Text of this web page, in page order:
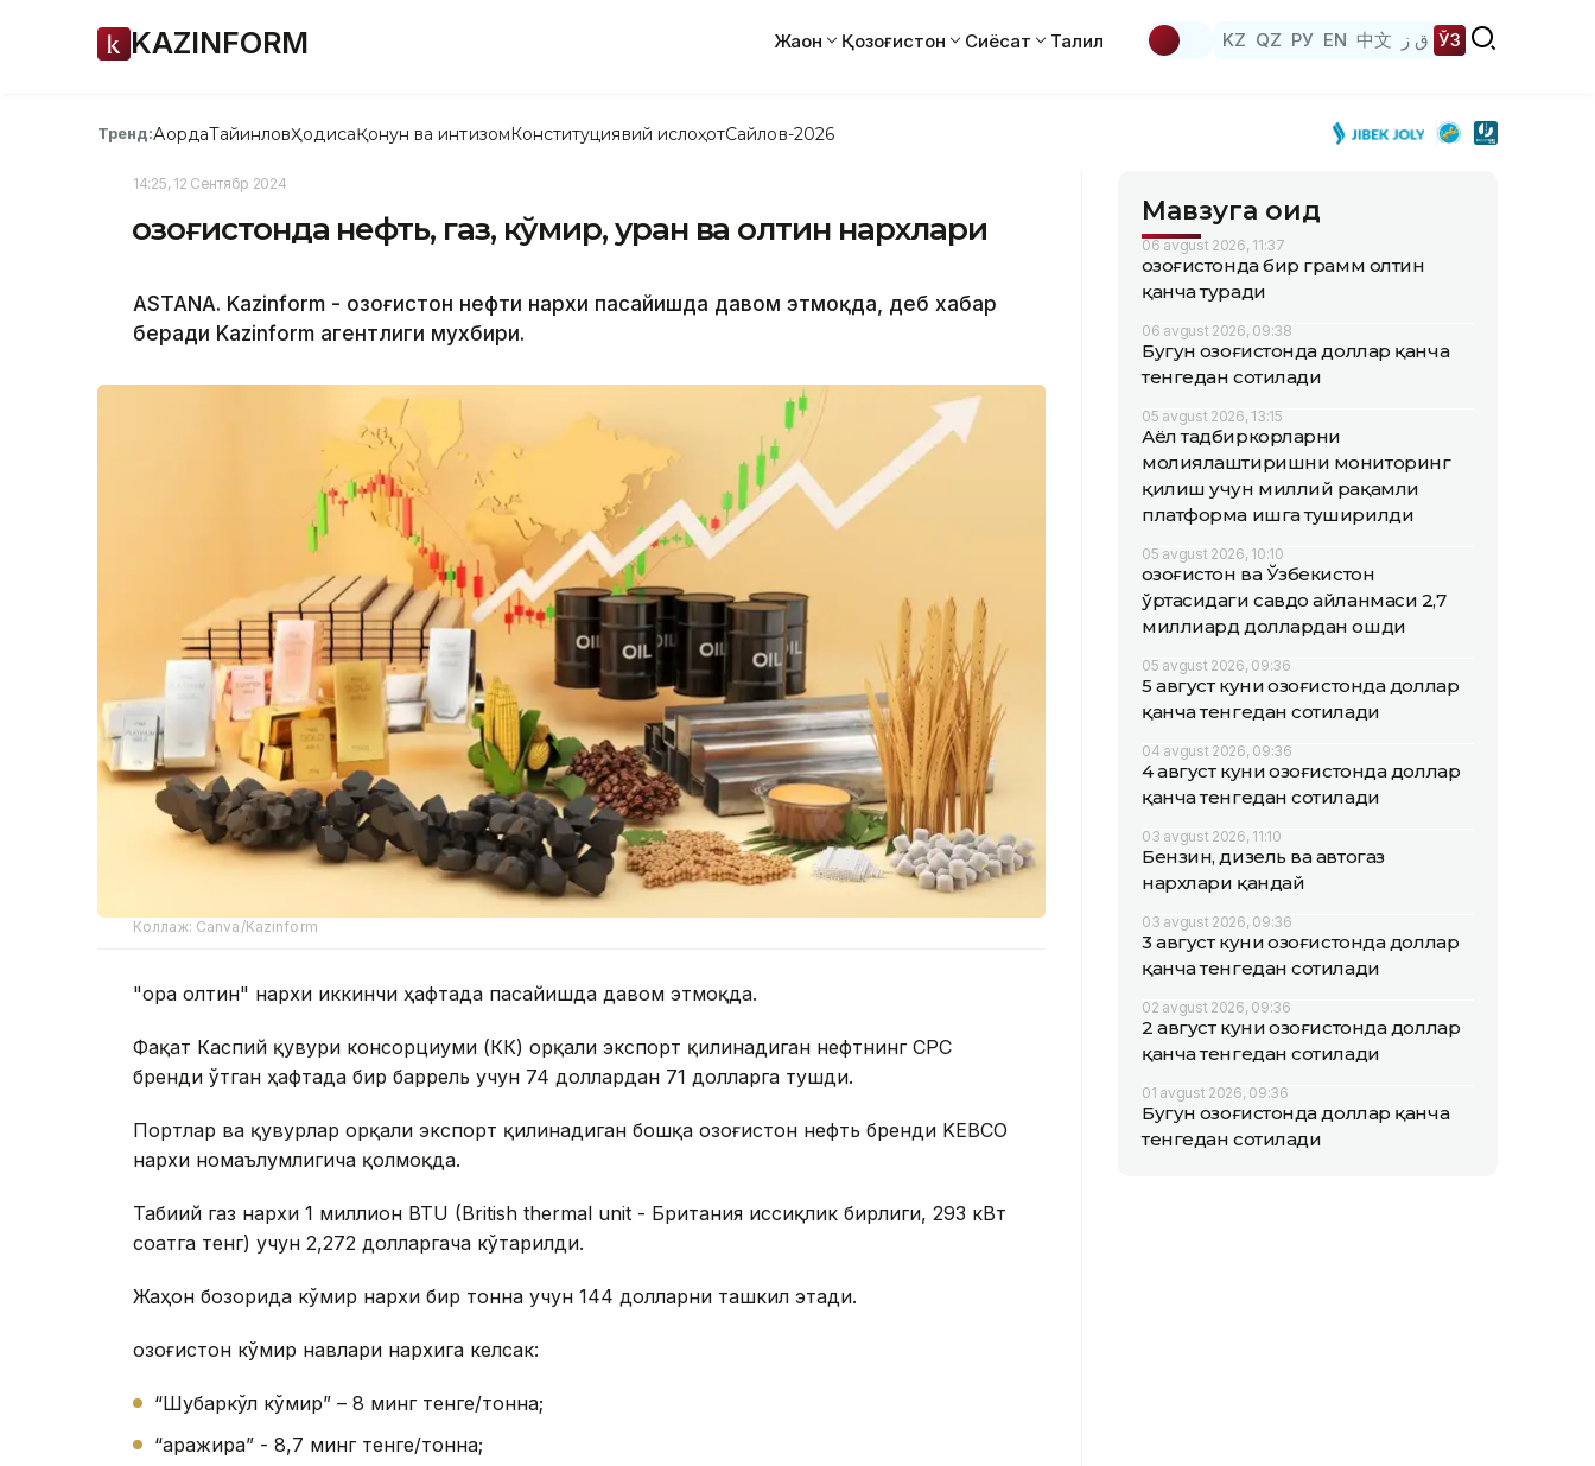
KAZINFORM Жаҳон Қозоғистон Сиёсат Таҳлил KZ QZ РУ EN 中文 ق ز ЎЗ
Тренд:АқордаТайинловҲодисаҚонун ва интизомКонституциявий ислоҳотСайлов-2026
14:25, 12 Сентябр 2024
Қозоғистонда нефть, газ, кўмир, уран ва олтин нархлари
ASTANA. Kazinform - Қозоғистон нефти нархи пасайишда давом этмоқда, деб хабар
беради Kazinform агентлиги мухбири.
Коллаж: Canva/Kazinform
"Қора олтин" нархи иккинчи ҳафтада пасайишда давом этмоқда.
Фақат Каспий қувури консорциуми (КҚК) орқали экспорт қилинадиган нефтнинг CPC
бренди ўтган ҳафтада бир баррель учун 74 доллардан 71 долларга тушди.
Портлар ва қувурлар орқали экспорт қилинадиган бошқа Қозоғистон нефть бренди KEBCO
нархи номаълумлигича қолмоқда.
Табиий газ нархи 1 миллион BTU (British thermal unit - Британия иссиқлик бирлиги, 293 кВт
соатга тенг) учун 2,272 долларгача кўтарилди.
Жаҳон бозорида кўмир нархи бир тонна учун 144 долларни ташкил этади.
Қозоғистон кўмир навлари нархига келсак:
“Шубаркўл кўмир” – 8 минг тенге/тонна;
“Қаражира” - 8,7 минг тенге/тонна;
Мавзуга оид
06 avgust 2026, 11:37
Қозоғистонда бир грамм олтин
қанча туради
06 avgust 2026, 09:38
Бугун Қозоғистонда доллар қанча
тенгедан сотилади
05 avgust 2026, 13:15
Аёл тадбиркорларни
молиялаштиришни мониторинг
қилиш учун миллий рақамли
платформа ишга туширилди
05 avgust 2026, 10:10
Қозоғистон ва Ўзбекистон
ўртасидаги савдо айланмаси 2,7
миллиард доллардан ошди
05 avgust 2026, 09:36
5 август куни Қозоғистонда доллар
қанча тенгедан сотилади
04 avgust 2026, 09:36
4 август куни Қозоғистонда доллар
қанча тенгедан сотилади
03 avgust 2026, 11:10
Бензин, дизель ва автогаз
нархлари қандай
03 avgust 2026, 09:36
3 август куни Қозоғистонда доллар
қанча тенгедан сотилади
02 avgust 2026, 09:36
2 август куни Қозоғистонда доллар
қанча тенгедан сотилади
01 avgust 2026, 09:36
Бугун Қозоғистонда доллар қанча
тенгедан сотилади